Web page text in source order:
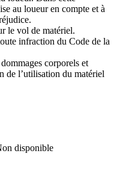
au loueur en compte et à
le vol de matériel.
infraction du Code de la
corporels et
de l’utilisation du matériel
disponible